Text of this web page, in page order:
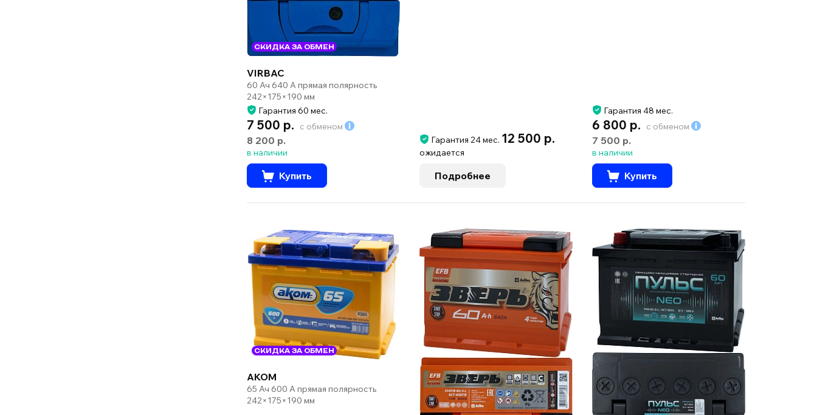
СКИДКА ЗА ОБМЕН
VIRBAC
60 Ач 640 А прямая полярность
242×175×190 мм
Гарантия 60 мес.
7 500 р. с обменом
8 200 р.
в наличии
Купить
Гарантия 24 мес. 12 500 р.
ожидается
Подробнее
Гарантия 48 мес.
6 800 р. с обменом
7 500 р.
в наличии
Купить
СКИДКА ЗА ОБМЕН
AKOM
65 Ач 600 А прямая полярность
242×175×190 мм